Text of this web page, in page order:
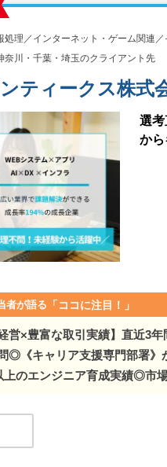
処理／インターネット・ゲーム関連
奈川・千葉・埼玉のクライアント先
ティークス株式
選
から
者が語る 「ココに注目！」
営×豊富な取引実績】直近3年
◎《キャリア支援専門部署》
上のエンジニア育成実績◎市